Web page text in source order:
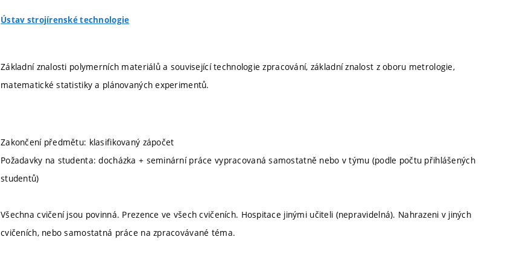
Ústav strojírenské technologie
Základní znalosti polymerních materiálů a související technologie zpracování, základní znalost z oboru metrologie,
matematické statistiky a plánovaných experimentů.
Zakončení předmětu: klasifikovaný zápočet
Požadavky na studenta: docházka + seminární práce vypracovaná samostatně nebo v týmu (podle počtu přihlášených
studentů)
Všechna cvičení jsou povinná. Prezence ve všech cvičeních. Hospitace jinými učiteli (nepravidelná). Nahrazeni v jiných
cvičeních, nebo samostatná práce na zpracovávané téma.